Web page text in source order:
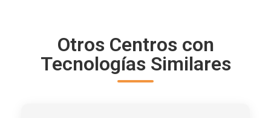
Otros Centros con
Tecnologías Similares